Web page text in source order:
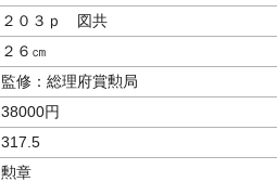
２０３ｐ 図共
２６㎝
監修：総理府賞勲局
38000円
317.5
勲章